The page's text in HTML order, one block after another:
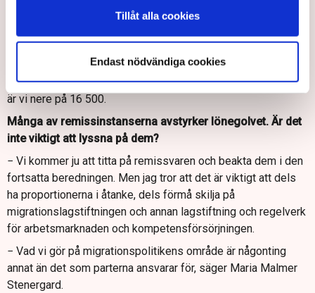
Tillåt alla cookies
Endast nödvändiga cookies
här förändringarna, säger hon och fortsätter:
− Men det är otroligt viktigt att ändå sätta det här i proportion.
Och tar man 2022 så kommer det drygt 22 000 personer hit
från tredje land. Exkluderar man bärplockare och plantörer så
är vi nere på 16 500.
Många av remissinstanserna avstyrker lönegolvet. Är det
inte viktigt att lyssna på dem?
− Vi kommer ju att titta på remissvaren och beakta dem i den
fortsatta beredningen. Men jag tror att det är viktigt att dels
ha proportionerna i åtanke, dels förmå skilja på
migrationslagstiftningen och annan lagstiftning och regelverk
för arbetsmarknaden och kompetensförsörjningen.
− Vad vi gör på migrationspolitikens område är någonting
annat än det som parterna ansvarar för, säger Maria Malmer
Stenergard.